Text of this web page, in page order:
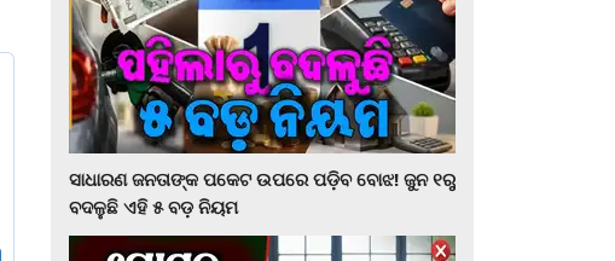
ସାଧାରଣ ଜନତାଙ୍କ ପକେଟ ଉପରେ ପଡ଼ିବ ବୋଝ! ଜୁନ ୧ରୁ
ବଦଳୁଛି ଏହି ୫ ବଡ଼ ନିୟମ